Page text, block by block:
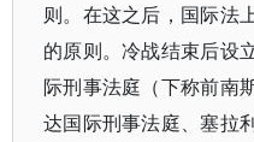
则。在这之后，国际法
的原则。冷战结束后设
际刑事法庭（下称前南
达国际刑事法庭、塞拉